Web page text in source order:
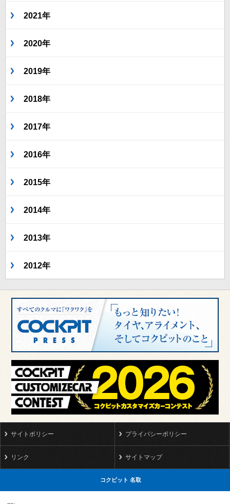
2021年
2020年
2019年
2018年
2017年
2016年
2015年
2014年
2013年
2012年
サイトポリシー プライバシーポリシー
リンク サイトマップ
コクピット 名取